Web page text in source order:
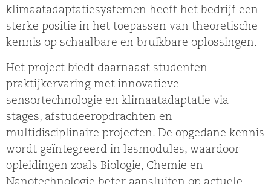
klimaatadaptatiesystemen heeft het bedrijf een
sterke positie in het toepassen van theoretische
kennis op schaalbare en bruikbare oplossingen.
Het project biedt daarnaast studenten
praktijkervaring met innovatieve
sensortechnologie en klimaatadaptatie via
stages, afstudeeropdrachten en
multidisciplinaire projecten. De opgedane kennis
wordt geïntegreerd in lesmodules, waardoor
opleidingen zoals Biologie, Chemie en